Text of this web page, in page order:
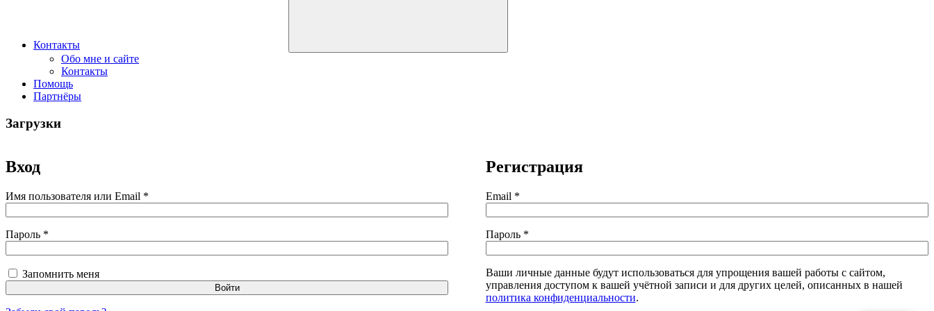
Контакты
Обо мне и сайте
Контакты
Помощь
Партнёры
Загрузки
Вход
Имя пользователя или Email *
Пароль *
Запомнить меня
Войти
Регистрация
Email *Обязательно
Пароль *Обязательно
Ваши личные данные будут использоваться для упрощения вашей работы с сайтом,
управления доступом к вашей учётной записи и для других целей, описанных в нашей
политика конфиденциальности.